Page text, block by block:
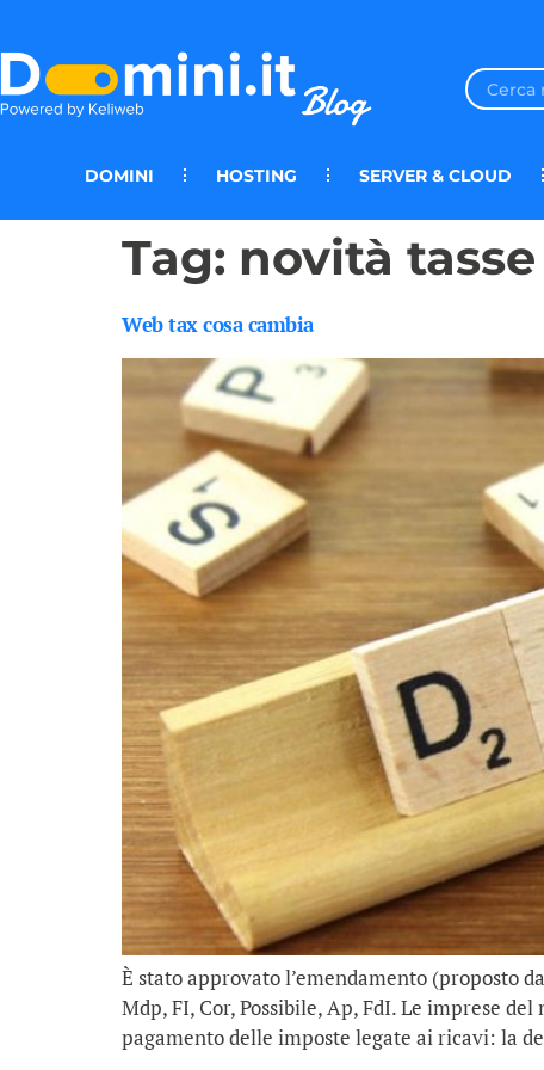
DOMINI HOSTING SERVER & CLOUD
Tag: novità
Web tax cosa cambia
È stato approvato l’emendamento (proposto
Mdp, FI, Cor, Possibile, Ap, FdI. Le imprese
pagamento delle imposte legate ai ricavi: la